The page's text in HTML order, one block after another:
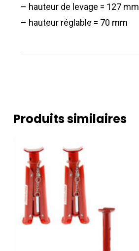
– hauteur de levage = 127 mm
– hauteur réglable = 70 mm
Produits similaires